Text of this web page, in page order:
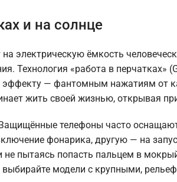
и на солнце
электрическую ёмкость
Технология «работа в перчатках»
эффекту — фантомным нажатиям от
жить своей жизнью, открывая
телефоны часто
фонарика, другую — на
не пытаясь попасть пальцем в
выбирайте модели с крупными,